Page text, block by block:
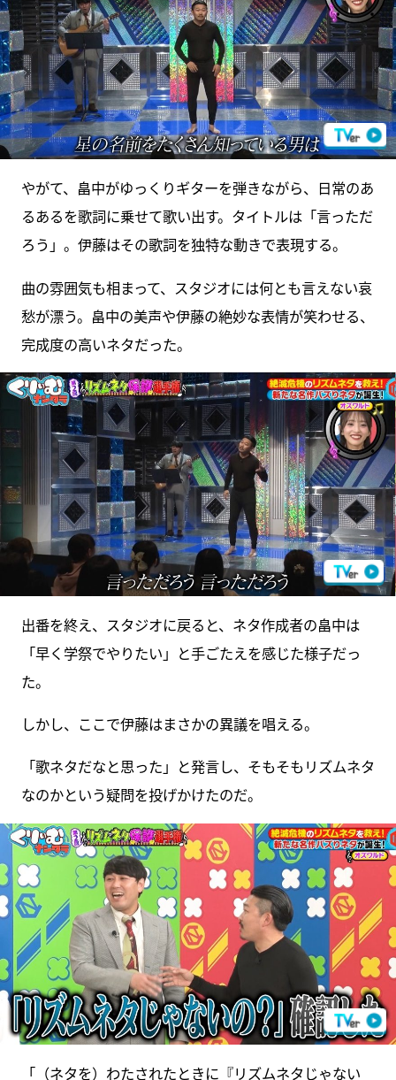
やがて、畠中がゆっくりギターを弾きながら、日常のあ
るあるを歌詞に乗せて歌い出す。タイトルは「言っただ
ろう」。伊藤はその歌詞を独特な動きで表現する。
曲の雰囲気も相まって、スタジオには何とも言えない哀
愁が漂う。畠中の美声や伊藤の絶妙な表情が笑わせる、
完成度の高いネタだった。
出番を終え、スタジオに戻ると、ネタ作成者の畠中は
「早く学祭でやりたい」と手ごたえを感じた様子だっ
た。
しかし、ここで伊藤はまさかの異議を唱える。
「歌ネタだなと思った」と発言し、そもそもリズムネタ
なのかという疑問を投げかけたのだ。
「（ネタを）わたされたときに『リズムネタじゃない